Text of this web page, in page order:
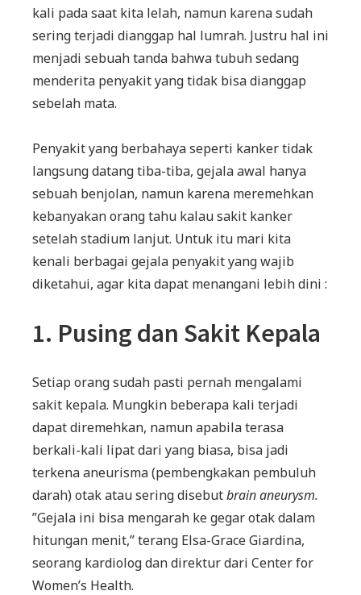
Di
Waspadai
kali pada saat kita lelah, namun karena sudah
sering terjadi dianggap hal lumrah. Justru hal ini
menjadi sebuah tanda bahwa tubuh sedang
menderita penyakit yang tidak bisa dianggap
sebelah mata.
Penyakit yang berbahaya seperti kanker tidak
langsung datang tiba-tiba, gejala awal hanya
sebuah benjolan, namun karena meremehkan
kebanyakan orang tahu kalau sakit kanker
setelah stadium lanjut. Untuk itu mari kita
kenali berbagai gejala penyakit yang wajib
diketahui, agar kita dapat menangani lebih dini :
1. Pusing dan Sakit Kepala
Setiap orang sudah pasti pernah mengalami
sakit kepala. Mungkin beberapa kali terjadi
dapat diremehkan, namun apabila terasa
berkali-kali lipat dari yang biasa, bisa jadi
terkena aneurisma (pembengkakan pembuluh
darah) otak atau sering disebutbrain aneurysm.
”Gejala ini bisa mengarah ke gegar otak dalam
hitungan menit,” terang Elsa-Grace Giardina,
seorang kardiolog dan direktur dari Center for
Women’s Health.